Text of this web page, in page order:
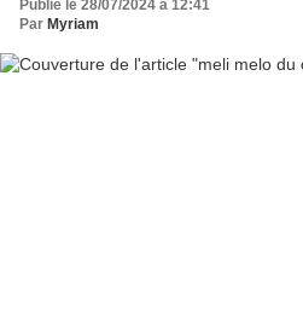
Publié le 28/07/2024 à 12:41
Par Myriam